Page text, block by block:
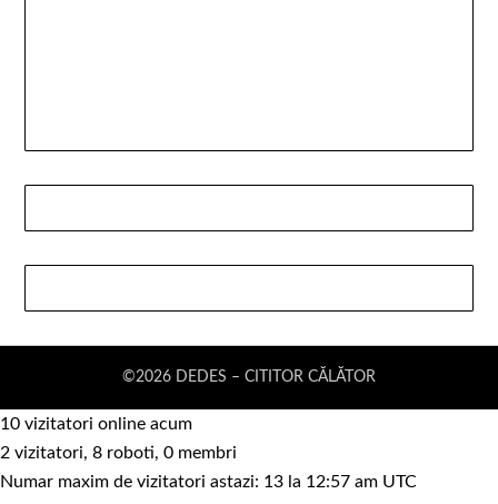
©2026 DEDES – CITITOR CĂLĂTOR
10 vizitatori online acum
2 vizitatori, 8 roboti, 0 membri
Numar maxim de vizitatori astazi: 13 la 12:57 am UTC